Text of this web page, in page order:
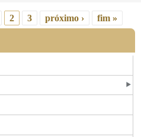
2 3 próximo › fim »